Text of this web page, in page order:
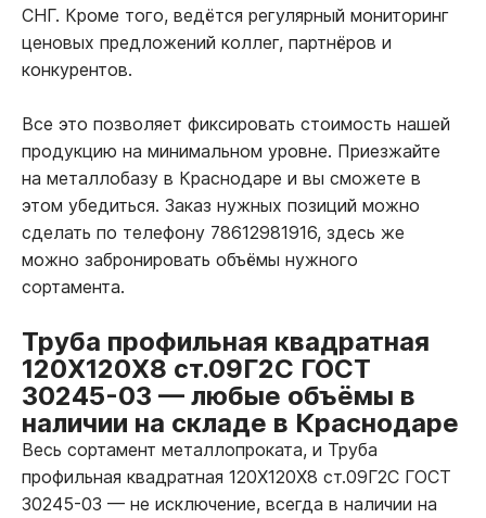
СНГ. Кроме того, ведётся регулярный мониторинг
ценовых предложений коллег, партнёров и
конкурентов.
Все это позволяет фиксировать стоимость нашей
продукцию на минимальном уровне. Приезжайте
на металлобазу в Краснодаре и вы сможете в
этом убедиться. Заказ нужных позиций можно
сделать по телефону 78612981916, здесь же
можно забронировать объёмы нужного
сортамента.
Труба профильная квадратная
120Х120Х8 ст.09Г2С ГОСТ
30245-03 — любые объёмы в
наличии на складе в Краснодаре
Весь сортамент металлопроката, и Труба
профильная квадратная 120Х120Х8 ст.09Г2С ГОСТ
30245-03 — не исключение, всегда в наличии на